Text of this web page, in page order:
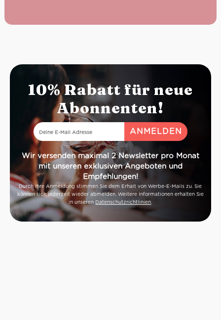
10% Rabatt für neue
Abonnenten!
Wir versenden maximal 2 Newsletter pro Monat
mit unseren exklusiven Angeboten und
Empfehlungen!
Durch Ihre Anmeldung stimmen Sie dem Erhalt von Werbe-E-Mails zu. Sie
können sich jederzeit wieder abmelden. Weitere Informationen erhalten Sie
in unseren Datenschutzrichtlinien